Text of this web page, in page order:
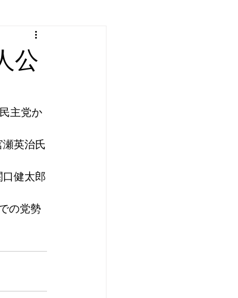
公
主党か
英治氏
健太郎
の党勢